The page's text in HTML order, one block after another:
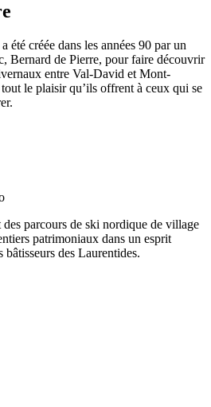
été créée dans les années 90 par un
Bernard de Pierre, pour faire découvrir
entre Val-David et Mont-
le plaisir qu’ils offrent à ceux qui se
parcours de ski nordique de village
patrimoniaux dans un esprit
bâtisseurs des Laurentides.